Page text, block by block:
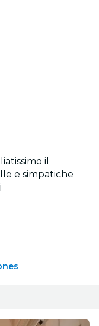
il
e simpatiche